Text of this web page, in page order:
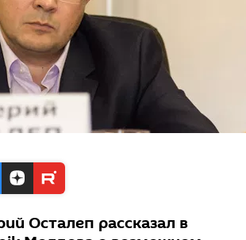
Осталеп рассказал в